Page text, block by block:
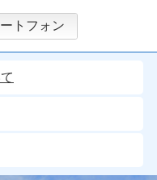
トフォン